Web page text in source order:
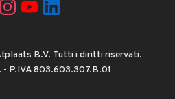
B.V. Tutti i diritti riservati.
- P.IVA 803.603.307.B.01